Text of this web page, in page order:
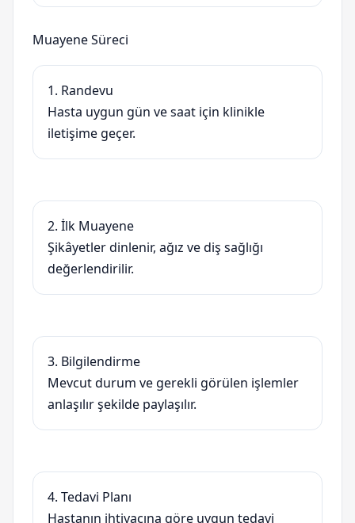
Muayene Süreci
1. Randevu
Hasta uygun gün ve saat için klinikle
iletişime geçer.
2. İlk Muayene
Şikâyetler dinlenir, ağız ve diş sağlığı
değerlendirilir.
3. Bilgilendirme
Mevcut durum ve gerekli görülen işlemler
anlaşılır şekilde paylaşılır.
4. Tedavi Planı
Hastanın ihtiyacına göre uygun tedavi